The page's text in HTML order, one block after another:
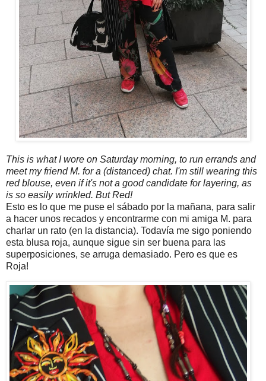
This is what I wore on Saturday morning, to run errands and
meet my friend M. for a (distanced) chat. I'm still wearing this
red blouse, even if it's not a good candidate for layering, as
is so easily wrinkled. But Red!
Esto es lo que me puse el sábado por la mañana, para salir
a hacer unos recados y encontrarme con mi amiga M. para
charlar un rato (en la distancia). Todavía me sigo poniendo
esta blusa roja, aunque sigue sin ser buena para las
superposiciones, se arruga demasiado. Pero es que es
Roja!